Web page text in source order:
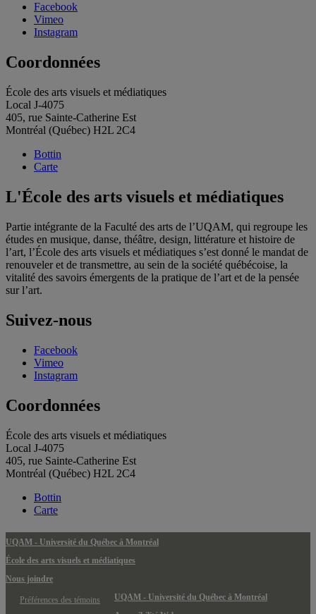
Facebook
Vimeo
Instagram
Coordonnées
École des arts visuels et médiatiques
Local J-4075
405, rue Sainte-Catherine Est
Montréal (Québec) H2L 2C4
Bottin
Carte
L'École des arts visuels et médiatiques
Partie intégrante de la Faculté des arts de l’UQAM, qui regroupe les
études en musique, danse, théâtre, design, littérature et histoire de
l’art, l’École des arts visuels et médiatiques s’est donné le mandat de
renouveler et de transmettre, au sein de la société québécoise, la
vitalité des savoirs émergents de la pratique de l’art et de la pensée
sur l’art.
Suivez-nous
Facebook
Vimeo
Instagram
Coordonnées
École des arts visuels et médiatiques
Local J-4075
405, rue Sainte-Catherine Est
Montréal (Québec) H2L 2C4
Bottin
Carte
UQAM - Université du Québec à Montréal
École des arts visuels et médiatiques
Nous joindre
Préférences des témoins
UQAM - Université du Québec à Montréal